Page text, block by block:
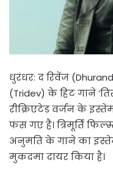
धुरंधर: द रिवेंज
(Tridev) के हिट गाने
रीक्रिएटेड वर्जन के
फंस गए हैं। त्रिमूर्ति
अनुमति के गाने का
मुकदमा दायर किया है।